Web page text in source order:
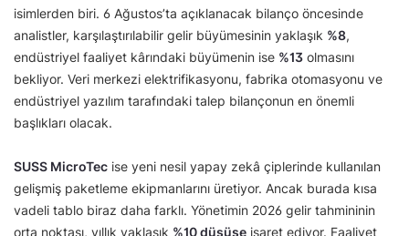
isimlerden biri. 6 Ağustos’ta açıklanacak bilanço öncesinde
analistler, karşılaştırılabilir gelir büyümesinin yaklaşık %8,
endüstriyel faaliyet kârındaki büyümenin ise %13 olmasını
bekliyor. Veri merkezi elektrifikasyonu, fabrika otomasyonu ve
endüstriyel yazılım tarafındaki talep bilançonun en önemli
başlıkları olacak.
SUSS MicroTec ise yeni nesil yapay zekâ çiplerinde kullanılan
gelişmiş paketleme ekipmanlarını üretiyor. Ancak burada kısa
vadeli tablo biraz daha farklı. Yönetimin 2026 gelir tahmininin
orta noktası, yıllık yaklaşık %10 düşüşe işaret ediyor. Faaliyet